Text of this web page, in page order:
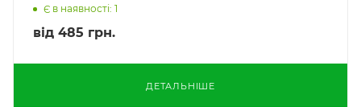
Є в наявності: 1
від 485 грн.
ДЕТАЛЬНІШЕ